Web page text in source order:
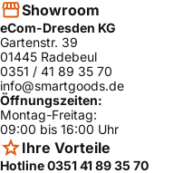
Showroom
eCom-Dresden KG
Gartenstr. 39
01445 Radebeul
0351 / 41 89 35 70
info@smartgoods.de
Öffnungszeiten:
Montag-Freitag:
09:00 bis 16:00 Uhr
Ihre Vorteile
Hotline 0351 41 89 35 70